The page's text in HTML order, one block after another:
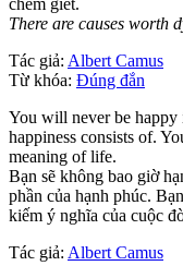
There are causes worth
Tác giả: Albert Camus
Từ khóa: Đúng đắn
You will never be
happiness consists of.
meaning of life.
Bạn sẽ không bao giờ
phần của hạnh phúc.
kiếm ý nghĩa của cuộc
Tác giả: Albert Camus